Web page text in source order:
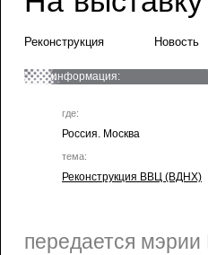
Реконструкция Новость
информация:
где:
Россия. Москва
тема:
Реконструкция ВВЦ (ВДНХ)
передается мэрии